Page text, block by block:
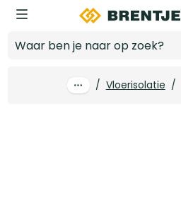
Ga naar hoofdinhoud
/ Vloerisolatie /
Log in voor prijzen